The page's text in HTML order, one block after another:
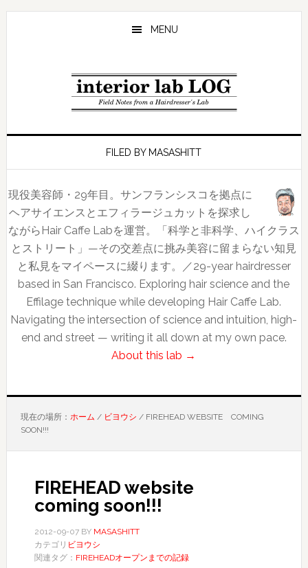
Skip
Skip
Skip
MENU
FILED BY MASASHITT
現役美容師・29年目。サンフランシスコを拠点に
ヘアサイエンスとエフィラージュカットを探求し
ながらHair Caffe Labを運営。「科学と非科学、ハイクラス
とストリート」—その交差点に挑み美容に留まらない知見
と私見をマイペースに綴ります。／29-year hairdresser
based in San Francisco. Exploring hair science and the
Effilage technique while developing Hair Caffe Lab.
Navigating the intersection of science and intuition, high-
end and street — writing it all down at my own pace.
About this lab →
現在の場所： ホーム / ビヨウシ /FIREHEAD WEBSITE COMING
SOON!!!
FIREHEAD website
coming soon!!!
2012-09-07BY MASASHITT
カテゴリ ビヨウシ
関連タグ： FIREHEADオープンまでの記録